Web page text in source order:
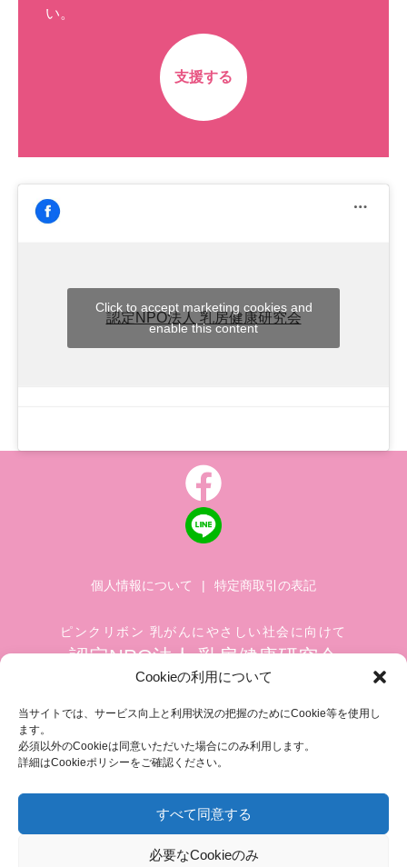
Cookieの利用について
当サイトでは、サービス向上と利用状況の把握のためにCookie等を使用し
ます。
必須以外のCookieは同意いただいた場合にのみ利用します。
詳細はCookieポリシーをご確認ください。
すべて同意する
必要なCookieのみ
い。
支援する
認定NPO法人 乳房健康研究会
Click to accept marketing cookies and
enable this content
個人情報について | 特定商取引の表記
ピンクリボン 乳がんにやさしい社会に向けて
認定NPO法人 乳房健康研究会
築地ホワイトビル 1002
FAX.03-3545-6545
info@breastcare.jp
COPYRIGHT (C) 2019 JAPAN SOCIETY OF BREAST HEALTH, ALL RIGHT RESERVED